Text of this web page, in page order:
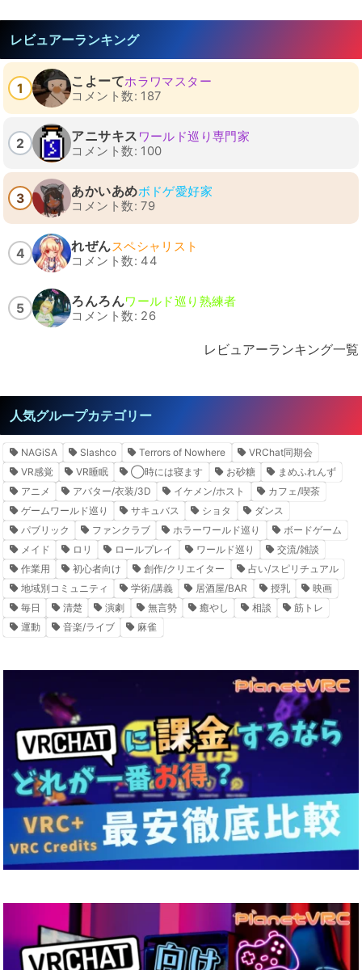
レビュアーランキング
1 こよーてホラワマスター
コメント数: 187
2 アニサキス ワールド巡り専門家
コメント数: 100
3 あかいあめボドゲ愛好家
コメント数: 79
4 れぜんスペシャリスト
コメント数: 44
5 ろんろんワールド巡り熟練者
コメント数: 26
レビュアーランキング一覧
人気グループカテゴリー
NAGiSA Slashco Terrors of Nowhere
VRChat同期会
VR感覚
VR睡眠 ◯時には寝ます お砂糖
まめふれんず
アニメ
アバター/衣装/3D イケメン/ホスト
カフェ/喫茶
ゲームワールド巡り
サキュバス ショタ
ダンス
パブリック
ファンクラブ ホラーワールド巡り
ボードゲーム
メイド
ロリ ロールプレイ ワールド巡り
交流/雑談
作業用
初心者向け 創作/クリエイター
占い/スピリチュアル
地域別コミュニティ
学術/講義 居酒屋/BAR 授乳
映画
毎日
清楚 演劇 無言勢 癒やし 相談
筋トレ
運動
音楽/ライブ 麻雀